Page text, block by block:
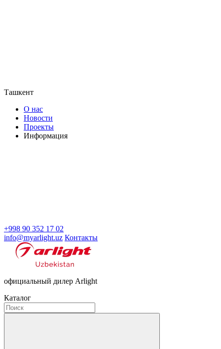
Ташкент
О нас
Новости
Проекты
Информация
+998 90 352 17 02
info@myarlight.uz Контакты
официальный дилер Arlight
Каталог